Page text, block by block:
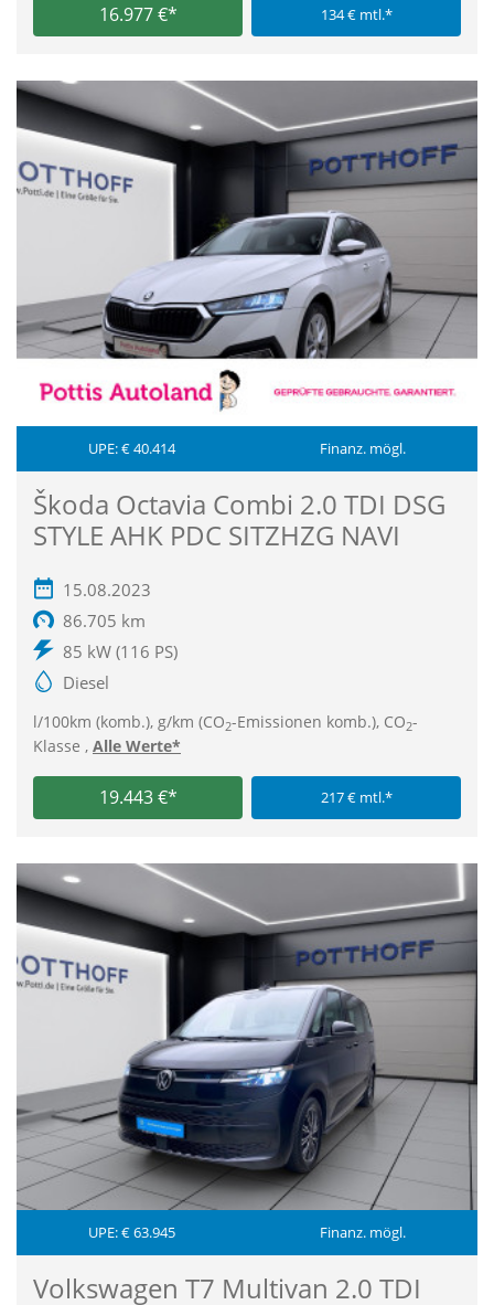
16.977 €* 134 € mtl.*
UPE: € 40.414 Finanz. mögl.
Škoda Octavia Combi 2.0 TDI DSG
STYLE AHK PDC SITZHZG NAVI
15.08.2023
86.705 km
85 kW (116 PS)
Diesel
l/100km (komb.), g/km (CO2-Emissionen komb.), CO2-
Klasse , Alle Werte*
19.443 €* 217 € mtl.*
UPE: € 63.945 Finanz. mögl.
Volkswagen T7 Multivan 2.0 TDI